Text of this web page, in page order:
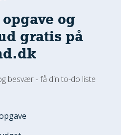
og
gratis på
besvær - få din to-do liste